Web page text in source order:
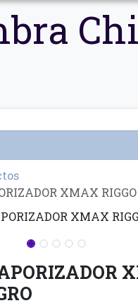
XMAX RIGGO